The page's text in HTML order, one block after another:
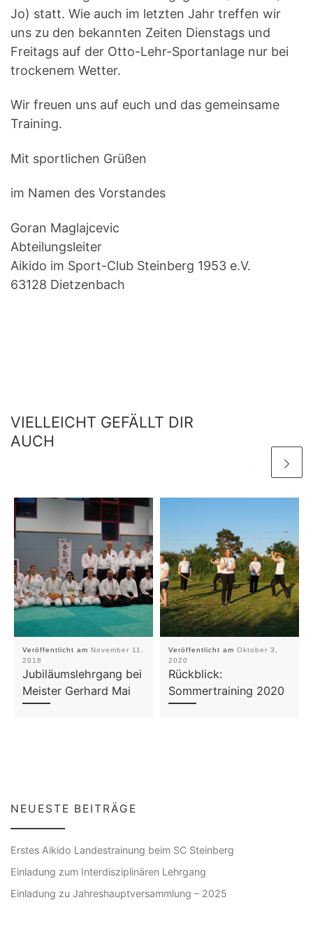
Jo) statt. Wie auch im letzten Jahr treffen wir
uns zu den bekannten Zeiten Dienstags und
Freitags auf der Otto-Lehr-Sportanlage nur bei
trockenem Wetter.
Wir freuen uns auf euch und das gemeinsame
Training.
Mit sportlichen Grüßen
im Namen des Vorstandes
Goran Maglajcevic
Abteilungsleiter
Aikido im Sport-Club Steinberg 1953 e.V.
63128 Dietzenbach
VIELLEICHT GEFÄLLT DIR
AUCH
Veröffentlicht am November 11,
2018
Jubiläumslehrgang bei
Meister Gerhard Mai
Veröffentlicht am Oktober 3,
2020
Rückblick:
Sommertraining 2020
NEUESTE BEITRÄGE
Erstes Aikido Landestrainung beim SC Steinberg
Einladung zum Interdisziplinären Lehrgang
Einladung zu Jahreshauptversammlung – 2025